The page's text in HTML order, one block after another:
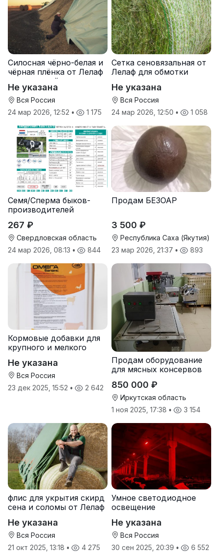
Силосная чёрно-белая и
чёрная плёнка от Лелаф
для траншей и ям
силоса/сенажа
Не указана
Вся Россия
24 мар 2026, 12:52 • 1 175
Сетка сеновязальная от
Лелаф для обмотки
Не указана
Вся Россия
24 мар 2026, 12:50 • 1 058
Семя/Сперма быков-
производителей
267 ₽
Свердловская область
24 мар 2026, 08:13 • 844
Продам БЕЗОАР
3 500 ₽
Республика Саха (Якутия)
23 мар 2026, 21:37 • 893
Кормовые добавки для
крупного и мелкого
Не указана
Вся Россия
23 дек 2025, 15:52 • 2 642
Продам оборудование
для мясных консервов
850 000 ₽
Иркутская область
1 ноя 2025, 17:38 • 3 154
флис для укрытия скирд
сена и соломы от Лелаф
Не указана
Вся Россия
21 окт 2025, 13:18 • 4 275
Умное светодиодное
освещение
Не указана
Вся Россия
30 сен 2025, 20:39 • 6 552